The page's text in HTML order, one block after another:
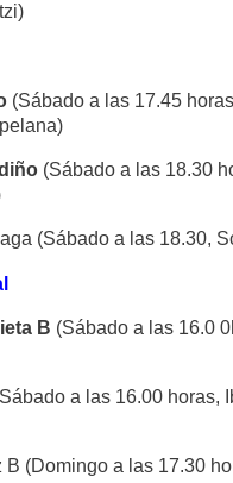
(Sábado a las 17.45
(Sábado a las 18.30
(Sábado a las 18.30,
B (Sábado a las 16.0
a las 16.00 horas,
B (Domingo a las 17.30